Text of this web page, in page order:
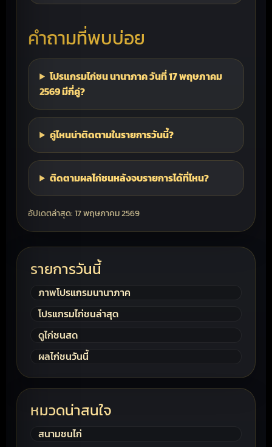
คำถามที่พบบ่อย
โปรแกรมไก่ชน นานาภาค วันที่ 17 พฤษภาคม
2569 มีกี่คู่?
คู่ไหนน่าติดตามในรายการวันนี้?
ติดตามผลไก่ชนหลังจบรายการได้ที่ไหน?
อัปเดตล่าสุด: 17 พฤษภาคม 2569
รายการวันนี้
ภาพโปรแกรมนานาภาค
โปรแกรมไก่ชนล่าสุด
ดูไก่ชนสด
ผลไก่ชนวันนี้
หมวดน่าสนใจ
สนามชนไก่